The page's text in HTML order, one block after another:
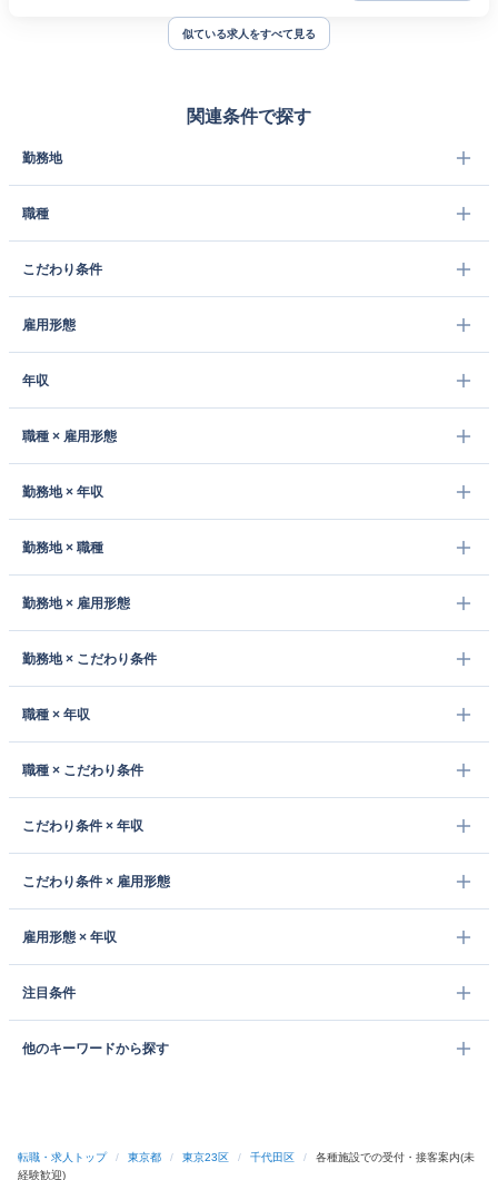
似ている求人をすべて見る
関連条件で探す
勤務地
職種
こだわり条件
雇用形態
年収
職種 × 雇用形態
勤務地 × 年収
勤務地 × 職種
勤務地 × 雇用形態
勤務地 × こだわり条件
職種 × 年収
職種 × こだわり条件
こだわり条件 × 年収
こだわり条件 × 雇用形態
雇用形態 × 年収
注目条件
他のキーワードから探す
転職・求人トップ / 東京都 / 東京23区 / 千代田区 /
各種施設での受付・接客案内(未
経験歓迎)